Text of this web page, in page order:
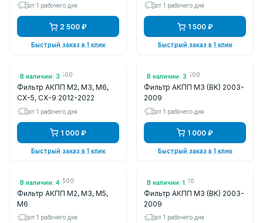
от 1 рабочего дня
2 500 ₽
Быстрый заказ в 1 клик
от 1 рабочего дня
1 500 ₽
Быстрый заказ в 1 клик
В наличии: 3
Арт.: STFZ0121500
Фильтр АКПП M2, M3, M6,
CX-5, CX-9 2012-2022
от 1 рабочего дня
1 000 ₽
Быстрый заказ в 1 клик
В наличии: 3
Арт.: STFN0121500
Фильтр АКПП M3 (BK) 2003-
2009
от 1 рабочего дня
1 000 ₽
Быстрый заказ в 1 клик
В наличии: 4
Арт.: STFNC121500
Фильтр АКПП M2, M3, M5,
M6
от 1 рабочего дня
В наличии: 1
Арт.: ZVFN01500
Фильтр АКПП M3 (BK) 2003-
2009
от 1 рабочего дня